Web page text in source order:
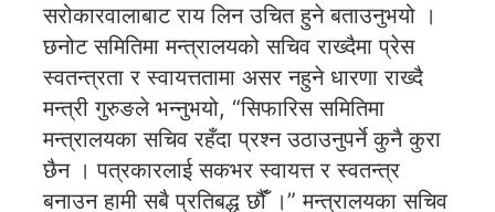
सरोकारवालाबाट राय लिन उचित हुने बताउनुभयो ।
छनोट समितिमा मन्त्रालयको सचिव राख्दैमा प्रेस
स्वतन्त्रता र स्वायत्ततामा असर नहुने धारणा राख्दै
मन्त्री गुरुङले भन्नुभयो, “सिफारिस समितिमा
मन्त्रालयका सचिव रहँदा प्रश्न उठाउनुपर्ने कुनै कुरा
छैन । पत्रकारलाई सकभर स्वायत्त र स्वतन्त्र
बनाउन हामी सबै प्रतिबद्ध छौँं ।” मन्त्रालयका सचिव